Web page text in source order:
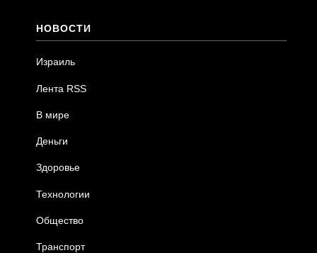
НОВОСТИ
Израиль
Лента RSS
В мире
Деньги
Здоровье
Технологии
Общество
Транспорт